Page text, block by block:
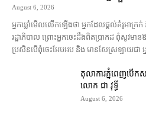
August 6, 2026
អ្នកឃ្លាំមើល​លើកឡើង​ថា អ្នក​ដែល​ផ្ដល់​គំរូ​អាក្រ
រដ្ឋាភិបាល ព្រោះ​អ្នកចេះដឹង​ពិតប្រាកដ ពុំ​សូវ​មា
ប្រសិនបើ​ពុំ​ចេះ​អែបអប និង មាន​សែស្រឡាយ​ជា
តុលាការ​ភ្នំពេញ​​បើ
លោក ជា វុទ្ធី
August 6, 2026